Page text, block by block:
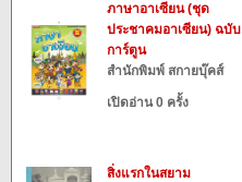
ภาษาอาเซียน (ชุด
ประชาคมอาเซียน) ฉบับ
การ์ตูน
สำนักพิมพ์ สกายบุ๊คส์
เปิดอ่าน 0 ครั้ง
สิ่งแรกในสยาม